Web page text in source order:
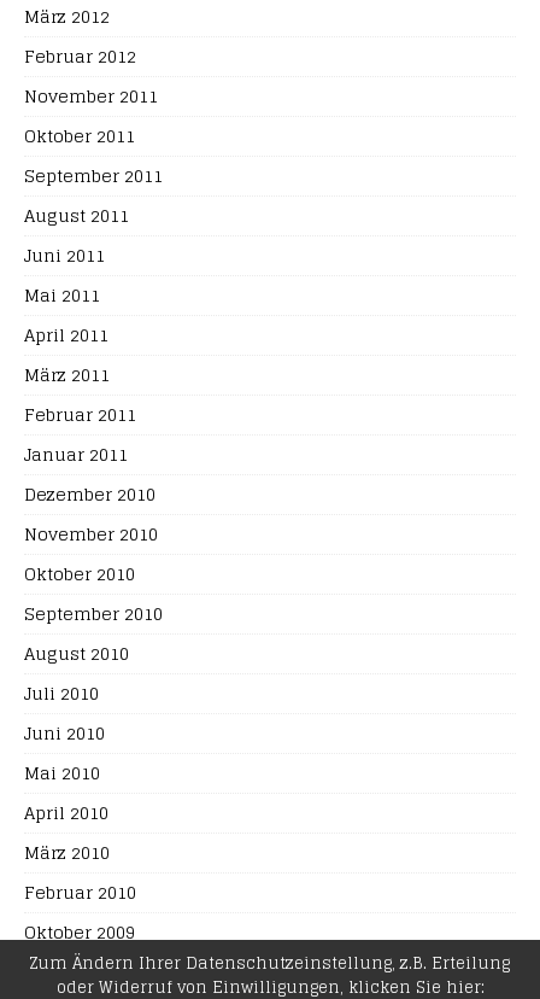
März 2012
Februar 2012
November 2011
Oktober 2011
September 2011
August 2011
Juni 2011
Mai 2011
April 2011
März 2011
Februar 2011
Januar 2011
Dezember 2010
November 2010
Oktober 2010
September 2010
August 2010
Juli 2010
Juni 2010
Mai 2010
April 2010
März 2010
Februar 2010
Oktober 2009
Zum Ändern Ihrer Datenschutzeinstellung, z.B. Erteilung
oder Widerruf von Einwilligungen, klicken Sie hier: